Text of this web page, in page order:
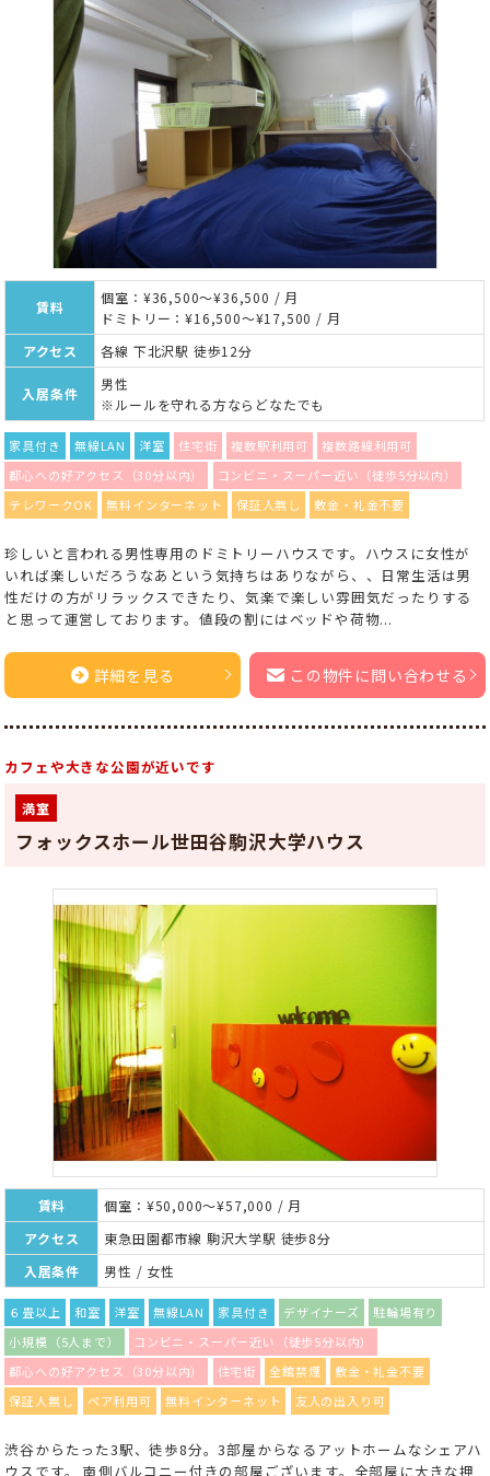
賃料
個室：¥36,500～¥36,500 / 月
ドミトリー：¥16,500～¥17,500 / 月
アクセス
各線 下北沢駅 徒歩12分
入居条件
男性
※ルールを守れる方ならどなたでも
家具付き 無線LAN 洋室 住宅街 複数駅利用可
複数路線利用可
都心への好アクセス（30分以内）
コンビニ・スーパー近い（徒歩5分以内）
テレワークOK
無料インターネット 保証人無し 敷金・礼金不要
珍しいと言われる男性専用のドミトリーハウスです。ハウスに女性が
いれば楽しいだろうなあという気持ちはありながら、、日常生活は男
性だけの方がリラックスできたり、気楽で楽しい雰囲気だったりする
と思って運営しております。値段の割にはベッドや荷物...
詳細を見る この物件に問い合わせる
カフェや大きな公園が近いです
満室
フォックスホール世田谷駒沢大学ハウス
賃料
個室：¥50,000～¥57,000 / 月
アクセス
東急田園都市線 駒沢大学駅 徒歩8分
入居条件
男性 / 女性
６畳以上 和室 洋室 無線LAN 家具付き デザイナーズ
駐輪場有り
小規模（5人まで）
コンビニ・スーパー近い（徒歩5分以内）
都心への好アクセス（30分以内）
住宅街 全館禁煙
敷金・礼金不要
保証人無し
ペア利用可 無料インターネット 友人の出入り可
渋谷からたった3駅、徒歩8分。3部屋からなるアットホームなシェアハ
ウスです。 南側バルコニー付きの部屋ございます。全部屋に大きな押